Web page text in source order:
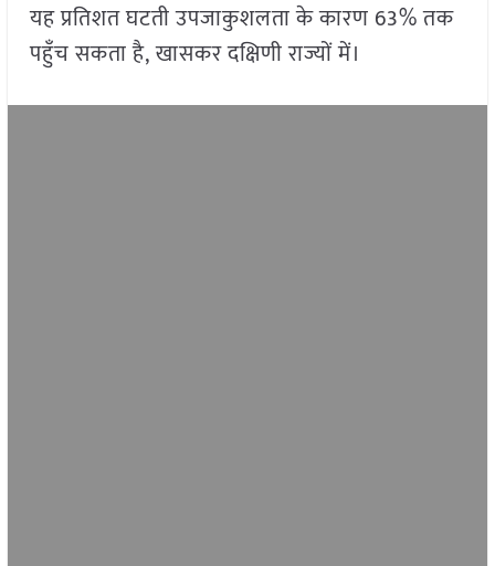
यह प्रतिशत घटती उपजाकुशलता के कारण 63% तक
पहुँच सकता है, खासकर दक्षिणी राज्यों में।